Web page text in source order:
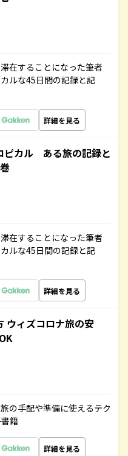
在することになった筆者
ルな45日間の記録と記
詳細を見る
ピカル ある旅の記録と
在することになった筆者
ルな45日間の記録と記
詳細を見る
ウィズコロナ旅の安
の手配や準備に使えるテク
籍
詳細を見る